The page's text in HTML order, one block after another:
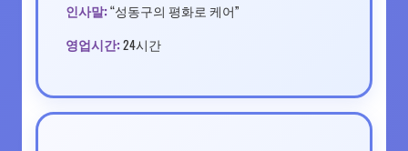
인사말: “성동구의 평화로 케어”
영업시간: 24시간